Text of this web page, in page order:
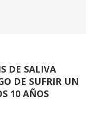
DE SALIVA
DE SUFRIR UN
10 AÑOS